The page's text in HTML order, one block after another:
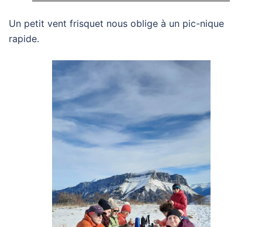
Un petit vent frisquet nous oblige à un pic-nique
rapide.